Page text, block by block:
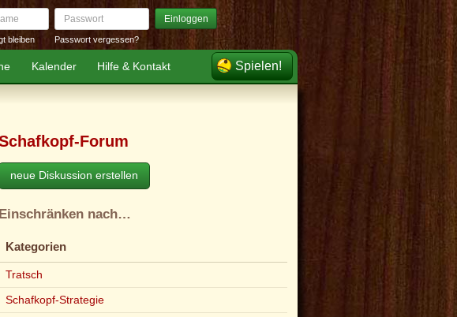
bleiben
Passwort Einloggen
Passwort vergessen?
Kalender Hilfe & Kontakt Spielen!
Forum
neue Diskussion erstellen
Einschränken nach…
Kategorien
Tratsch
Schafkopf-Strategie